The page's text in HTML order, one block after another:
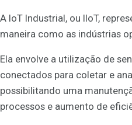
A IoT Industrial, ou IIoT,
maneira como as indústrias
Ela envolve a utilização de
conectados para coletar e
possibilitando uma
processos e aumento de